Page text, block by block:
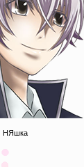
НЯшка